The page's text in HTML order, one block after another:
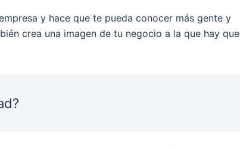
y hace que te pueda conocer más gente y
crea una imagen de tu negocio a la que hay que